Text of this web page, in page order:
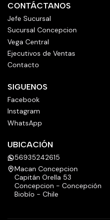
CONTÁCTANOS
Jefe Sucursal
Sucursal Concepcion
Vega Central
Ejecutivos de Ventas
Contacto
SIGUENOS
Facebook
Instagram
WhatsApp
UBICACIÓN
56935242615
Macan Concepcion
Capitán Orella 53
Concepcion - Concepción
Biobío - Chile